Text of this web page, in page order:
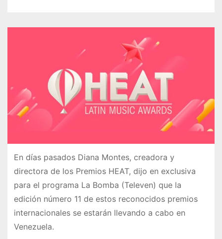
En días pasados Diana Montes, creadora y
directora de los Premios HEAT, dijo en exclusiva
para el programa La Bomba (Televen) que la
edición número 11 de estos reconocidos premios
internacionales se estarán llevando a cabo en
Venezuela.